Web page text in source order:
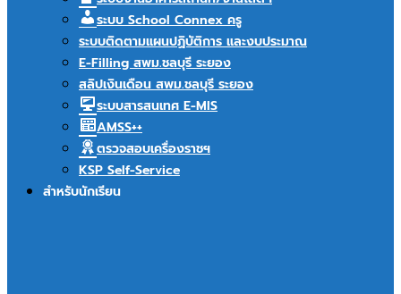
ระบบ School Connex ครู
ระบบติดตามแผนปฏิบัติการ และงบประมาณ
E-Filling สพม.ชลบุรี ระยอง
สลิปเงินเดือน สพม.ชลบุรี ระยอง
ระบบสารสนเทศ E-MIS
AMSS++
ตรวจสอบเครื่องราชฯ
KSP Self-Service
สำหรับนักเรียน